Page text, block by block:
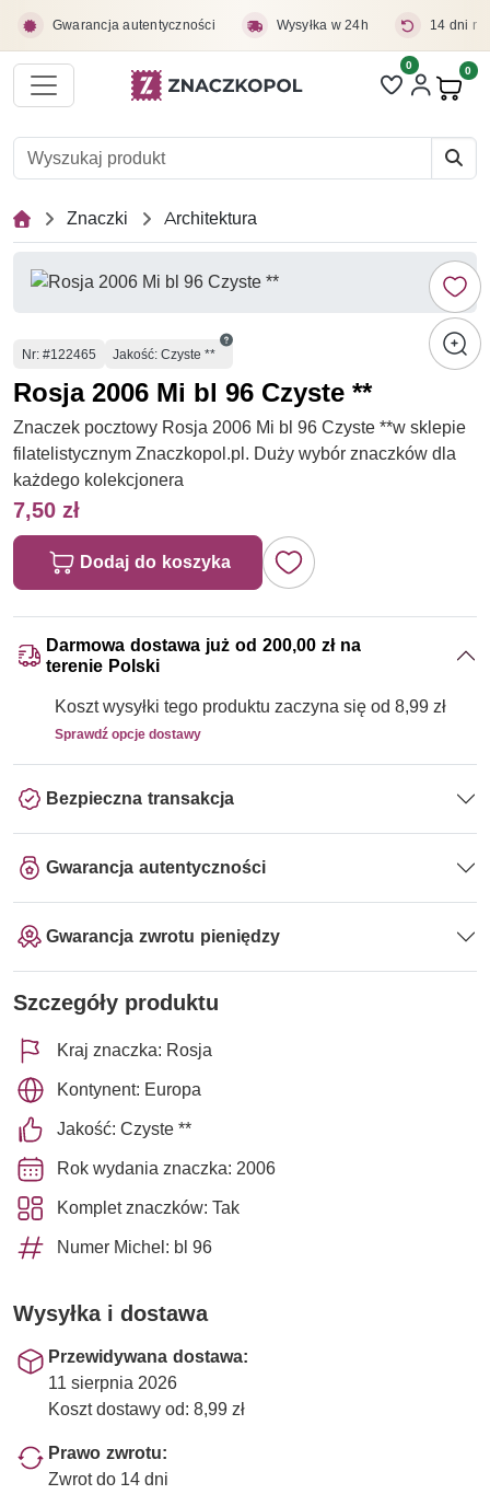
Gwarancja autentyczności Wysyłka w 24h 14 dni
Liczba pozycji
0 0
Znaczki Architektura
Numer
Nr: #122465 Jakość: Czyste **
Rosja 2006 Mi bl 96 Czyste **
Znaczek pocztowy Rosja 2006 Mi bl 96 Czyste **w sklepie
filatelistycznym Znaczkopol.pl. Duży wybór znaczków dla
każdego kolekcjonera
7,50 zł
Dodaj do koszyka
Darmowa dostawa już od 200,00 zł na
terenie Polski
Koszt wysyłki tego produktu zaczyna się od 8,99 zł
Sprawdź opcje dostawy
Bezpieczna transakcja
Gwarancja autentyczności
Gwarancja zwrotu pieniędzy
Szczegóły produktu
Kraj znaczka: Rosja
Kontynent: Europa
Jakość: Czyste **
Rok wydania znaczka: 2006
Komplet znaczków: Tak
Numer Michel: bl 96
Wysyłka i dostawa
Przewidywana dostawa:
11 sierpnia 2026
Koszt dostawy od: 8,99 zł
Prawo zwrotu:
Zwrot do 14 dni